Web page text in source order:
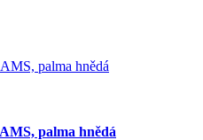
palma hnědá